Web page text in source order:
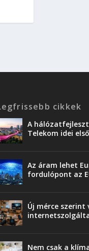
cikkek
A
Telekom idei
Az áram lehet
fordulópont az
Új mérce szerint
Nem csak a